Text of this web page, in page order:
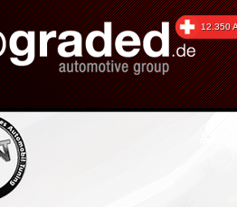
Q3 (06/12.350